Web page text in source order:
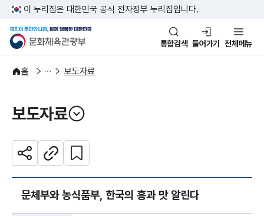
본문 바로가기
주메뉴 바로가기
이 누리집은 대한민국 공식 전자정부 누리집입니다.
문화체육관광부
국민이 주인인 나라, 함께 행복
통합검색 들어가기 전체메뉴
홈
알림·소식
보도·뉴스 보도자료
보도자료
열기
공유하기주소복사
관심 콘텐츠 설정하기
문체부와 농식품부, 한국의 흥과 맛 알린다